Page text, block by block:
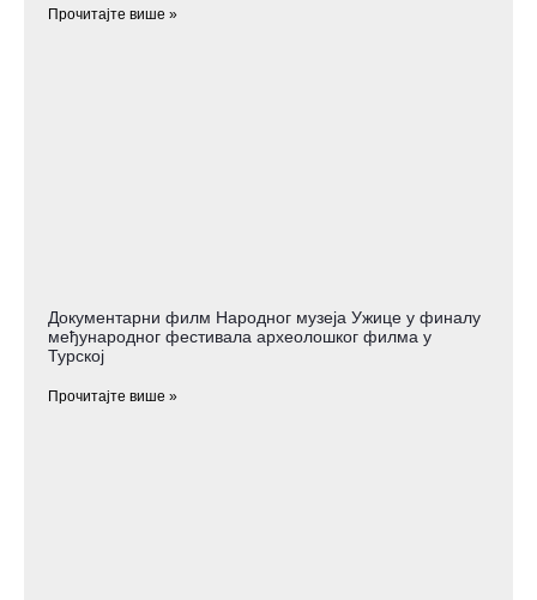
Прочитајте више »
Документарни филм Народног музеја Ужице у финалу
међународног фестивала археолошког филма у
Турској
Прочитајте више »